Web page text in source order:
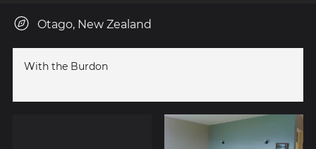
Otago, New Zealand
With the Burdon